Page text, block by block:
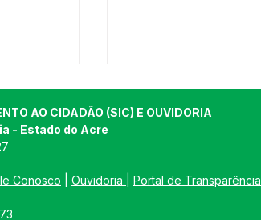
AO CIDADÃO (SIC) E OUVIDORIA
- Estado do Acre
Conosco Ouvidoria Portal de Transparência